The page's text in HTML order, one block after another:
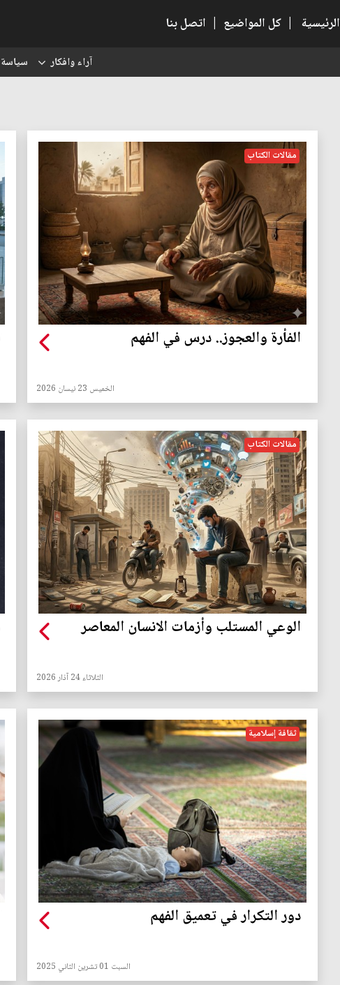
الرئيسية | كل المواضيع | اتصل بنا
آراء وافكار سياسة
مقالات الكتاب
الفأرة والعجوز.. درس في الفهم
الخميس 23 نيسان 2026
مقالات الكتاب
الوعي المستلب وأزمات الانسان المعاصر
الثلاثاء 24 آذار 2026
ثقافة إسلامية
دور التكرار في تعميق الفهم
السبت 01 تشرين الثاني 2025